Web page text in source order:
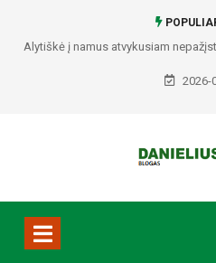
Alytiškė į namus atvykusiam
policija
2026-